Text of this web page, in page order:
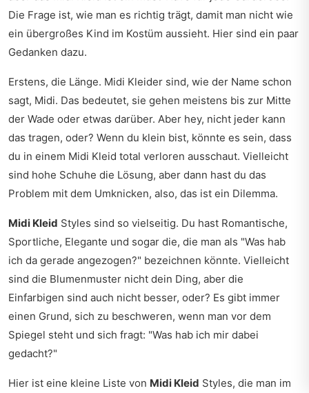
Die Frage ist, wie man es richtig trägt, damit man nicht wie
ein übergroßes Kind im Kostüm aussieht. Hier sind ein paar
Gedanken dazu.
Erstens, die Länge. Midi Kleider sind, wie der Name schon
sagt, Midi. Das bedeutet, sie gehen meistens bis zur Mitte
der Wade oder etwas darüber. Aber hey, nicht jeder kann
das tragen, oder? Wenn du klein bist, könnte es sein, dass
du in einem Midi Kleid total verloren ausschaut. Vielleicht
sind hohe Schuhe die Lösung, aber dann hast du das
Problem mit dem Umknicken, also, das ist ein Dilemma.
Midi Kleid Styles sind so vielseitig. Du hast Romantische,
Sportliche, Elegante und sogar die, die man als "Was hab
ich da gerade angezogen?" bezeichnen könnte. Vielleicht
sind die Blumenmuster nicht dein Ding, aber die
Einfarbigen sind auch nicht besser, oder? Es gibt immer
einen Grund, sich zu beschweren, wenn man vor dem
Spiegel steht und sich fragt: "Was hab ich mir dabei
gedacht?"
Hier ist eine kleine Liste von Midi Kleid Styles, die man im